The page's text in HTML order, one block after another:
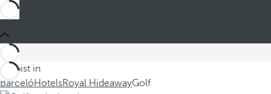
Du bist in
BarcelóHotelsRoyal HideawayGolf